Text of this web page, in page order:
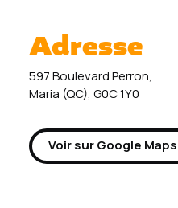
Adresse
597 Boulevard Perron,
Maria (QC), G0C 1Y0
Voir sur Google Maps